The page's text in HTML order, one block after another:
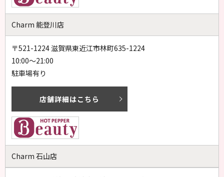
Charm 能登川店
〒521-1224 滋賀県東近江市林町635-1224
10:00～21:00
駐車場有り
店舗詳細はこちら
Charm 石山店